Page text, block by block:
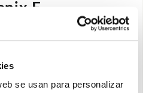
se usan para personalizar
E
en clase A++